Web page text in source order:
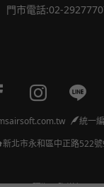
門市電話:02-
Facebook page
Instagram
統一
新北市永和區中正路522